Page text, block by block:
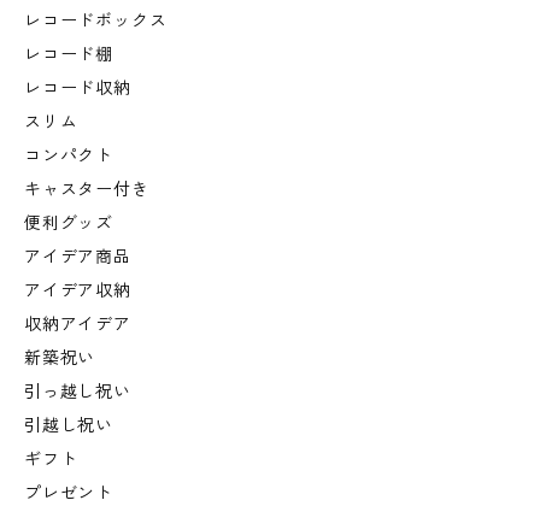
レコードボックス
レコード棚
レコード収納
スリム
コンパクト
キャスター付き
便利グッズ
アイデア商品
アイデア収納
収納アイデア
新築祝い
引っ越し祝い
引越し祝い
ギフト
プレゼント